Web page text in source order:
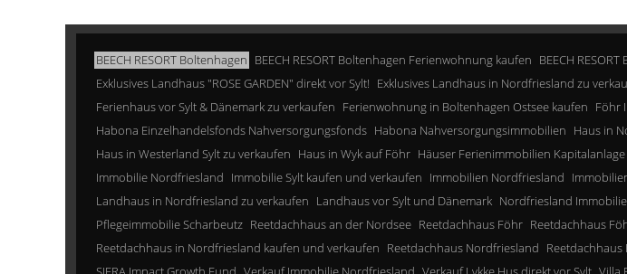
BEECH RESORT Boltenhagen BEECH RESORT Boltenhagen Ferienwohnung kaufen BEECH
Exklusives Landhaus "ROSE GARDEN" direkt vor Sylt! Exklusives Landhaus in Nordfriesland zu
Ferienhaus vor Sylt & Dänemark zu verkaufen Ferienwohnung in Boltenhagen Ostsee kaufen Föhr
Habona Einzelhandelsfonds Nahversorgungsfonds Habona Nahversorgungsimmobilien Haus in
Haus in Westerland Sylt zu verkaufen Haus in Wyk auf Föhr Häuser Ferienimmobilien Kapitalanlage
Immobilie Nordfriesland Immobilie Sylt kaufen und verkaufen Immobilien Nordfriesland
Landhaus in Nordfriesland zu verkaufen Landhaus vor Sylt und Dänemark Nordfriesland
Pflegeimmobilie Scharbeutz Reetdachhaus an der Nordsee Reetdachhaus Föhr Reetdachhaus
Reetdachhaus in Nordfriesland kaufen und verkaufen Reetdachhaus Nordfriesland